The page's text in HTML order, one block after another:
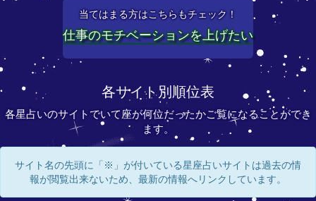
当てはまる方はこちらもチェック！
仕事のモチベーションを上げたい
各サイト別順位表
各星占いのサイトでいて座が何位だったかご覧になることができ
ます。
サイト名の先頭に「※」が付いている星座占いサイトは過去の情
報が閲覧出来ないため、最新の情報へリンクしています。